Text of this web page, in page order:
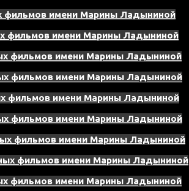
фильмов имени Марины Ладыниной
фильмов имени Марины Ладыниной
фильмов имени Марины Ладыниной
фильмов имени Марины Ладыниной
фильмов имени Марины Ладыниной
фильмов имени Марины Ладыниной
фильмов имени Марины Ладыниной
фильмов имени Марины Ладыниной
фильмов имени Марины Ладыниной